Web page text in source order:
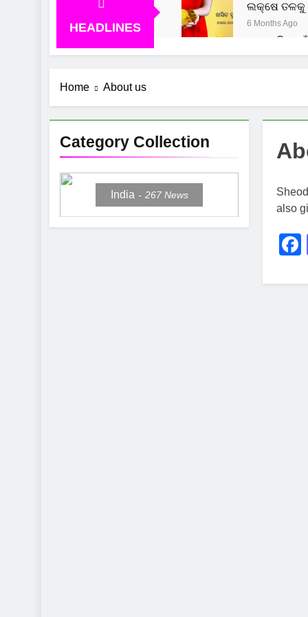
HEADLINES
ଲକ୍ଷେ ତଳକୁ
6 Months Ago
ମୀନ ରାଶି
7 Months Ago
Home About us
Category Collection
India 267 News
also